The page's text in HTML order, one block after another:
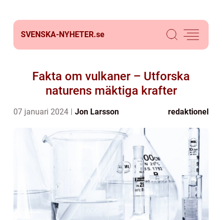
SVENSKA-NYHETER.se
Fakta om vulkaner – Utforska
naturens mäktiga krafter
07 januari 2024 Jon Larsson redaktionel